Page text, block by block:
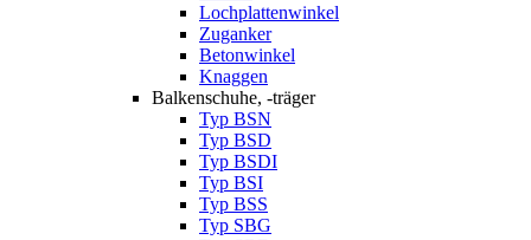
Lochplattenwinkel
Zuganker
Betonwinkel
Knaggen
Balkenschuhe, -träger
Typ BSN
Typ BSD
Typ BSDI
Typ BSI
Typ BSS
Typ SBG